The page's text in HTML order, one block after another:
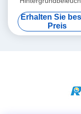
RGB COB LED
Lichtschlauch
wasserdicht
Erhalten Sie
Preis